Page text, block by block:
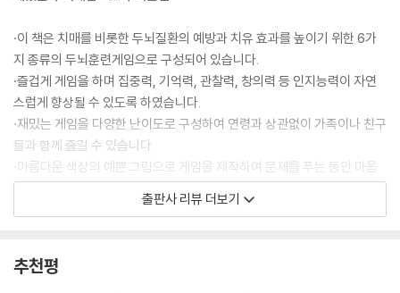
·이 책은 치매를 비롯한 두뇌질환의 예방과 치유 효과를 높이기 위한 6가
지 종류의 두뇌훈련게임으로 구성되어 있습니다.
·즐겁게 게임을 하며 집중력, 기억력, 관찰력, 창의력 등 인지능력이 자연
스럽게 향상될 수 있도록 하였습니다.
·재밌는 게임을 다양한 난이도로 구성하여 연령과 상관없이 가족이나 친구
들과 함께 즐길 수 있습니다.
·아름다운 색상의 예쁜 그림으로 게임을 제작하여 문제를 푸는 동안 마음
이 밝아지고 힐링 될 수 있도록 하였습니다.
·게임을 통해 반복과 집중을 함으로써 인지능력과 뇌신경세포의 성능이 향
알차게 즐기는 게임 추가활동
출판사 리뷰 더보기
추천평